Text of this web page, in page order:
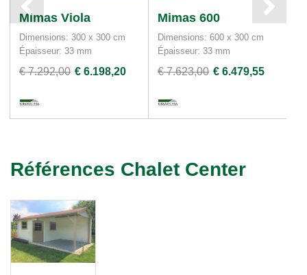
Mimas Viola
Dimensions: 300 x 300 cm
Épaisseur: 33 mm
€ 7.292,00 € 6.198,20
Mimas 600
Dimensions: 600 x 300 cm
Épaisseur: 33 mm
€ 7.623,00 € 6.479,55
Références Chalet Center